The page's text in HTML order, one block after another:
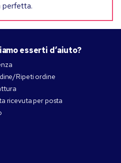
perfetta.
esserti d’aiuto?
Ripeti ordine
ricevuta per posta